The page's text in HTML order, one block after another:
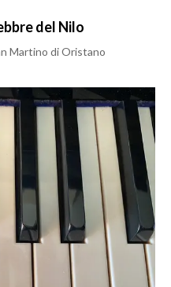
del Nilo
Martino di Oristano